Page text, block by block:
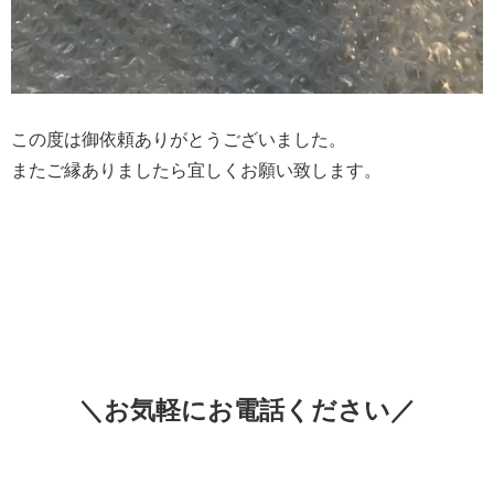
この度は御依頼ありがとうございました。
またご縁ありましたら宜しくお願い致します。
＼お気軽にお電話ください／